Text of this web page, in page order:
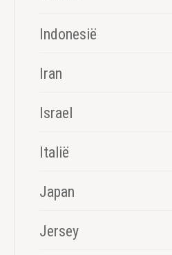
Indonesië
Iran
Israel
Italië
Japan
Jersey